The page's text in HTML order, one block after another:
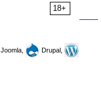
18+
Joomla,
Drupal,